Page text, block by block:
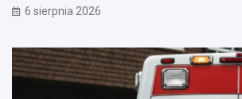
6 sierpnia 2026